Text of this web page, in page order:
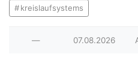
kreislaufsystems
— 07.08.2026